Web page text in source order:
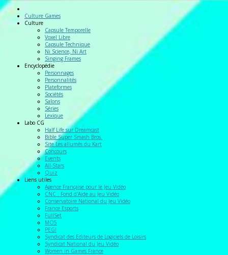
Culture Games
Culture
Capsule Temporelle
Voxel Libre
Capsule Technique
Ni Science, Ni Art
Singing Frames
Encyclopédie
Personnages
Personnalités
Plateformes
Sociétés
Salons
Séries
Lexique
Labo CG
Half Life sur Dreamcast
Bible Super Smash Bros.
Site Les allumés du Kart
Concours
Events
All-Stars
Quiz
Liens utiles
Agence Française pour le Jeu Vidéo
CNC : Fond d'Aide au Jeu Vidéo
Conservatoire National du Jeu Vidéo
France Esports
FullSet
MO5
PEGI
Syndicat des Editeurs de Logiciels de Loisirs
Syndicat National du Jeu Vidéo
Women in Games France